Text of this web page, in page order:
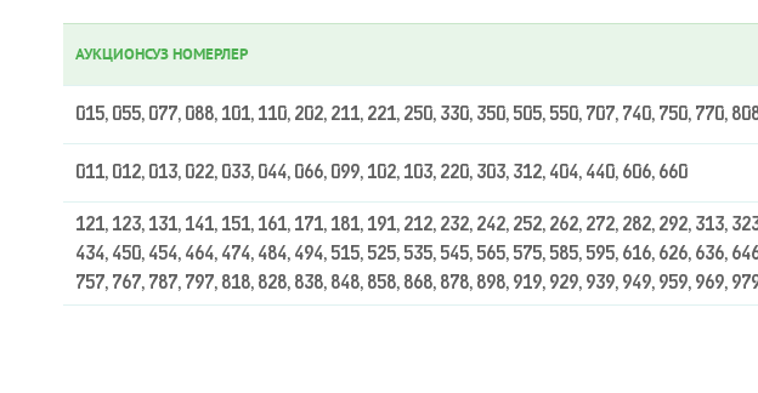
АУКЦИОНСУЗ НОМЕРЛЕР
015, 055, 077, 088, 101, 110, 202, 211, 221, 250, 330, 350, 505, 550, 707, 740, 750, 770,
011, 012, 013, 022, 033, 044, 066, 099, 102, 103, 220, 303, 312, 404, 440, 606, 660
121, 123, 131, 141, 151, 161, 171, 181, 191, 212, 232, 242, 252, 262, 272, 282, 292, 313,
434, 450, 454, 464, 474, 484, 494, 515, 525, 535, 545, 565, 575, 585, 595, 616, 626, 636,
757, 767, 787, 797, 818, 828, 838, 848, 858, 868, 878, 898, 919, 929, 939, 949, 959, 969,